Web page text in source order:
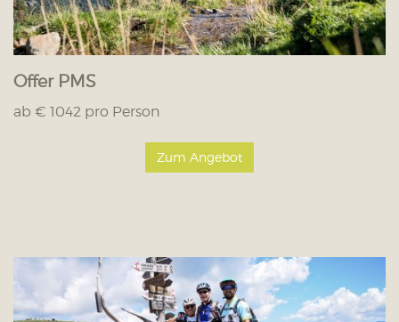
Offer PMS
ab € 1042 pro Person
Zum Angebot